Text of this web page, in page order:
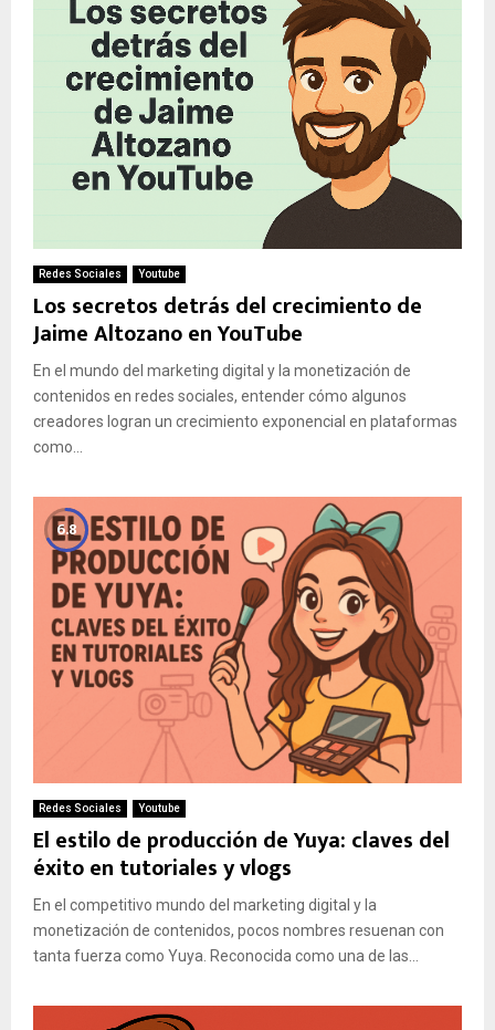
Redes Sociales Youtube
Los secretos detrás del crecimiento de
Jaime Altozano en YouTube
En el mundo del marketing digital y la monetización de
contenidos en redes sociales, entender cómo algunos
creadores logran un crecimiento exponencial en plataformas
como...
6.8
Redes Sociales Youtube
El estilo de producción de Yuya: claves del
éxito en tutoriales y vlogs
En el competitivo mundo del marketing digital y la
monetización de contenidos, pocos nombres resuenan con
tanta fuerza como Yuya. Reconocida como una de las...